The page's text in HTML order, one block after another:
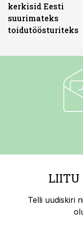
kerkisid Eesti
suurimateks
toidutöösturiteks
LIITU
Telli uudiskiri